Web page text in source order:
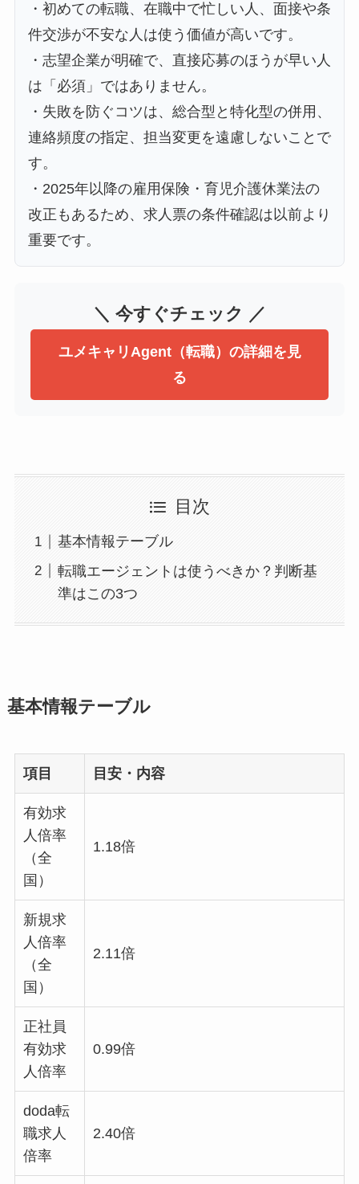
・初めての転職、在職中で忙しい人、面接や条
件交渉が不安な人は使う価値が高いです。
・志望企業が明確で、直接応募のほうが早い人
は「必須」ではありません。
・失敗を防ぐコツは、総合型と特化型の併用、
連絡頻度の指定、担当変更を遠慮しないことで
す。
・2025年以降の雇用保険・育児介護休業法の
改正もあるため、求人票の条件確認は以前より
重要です。
＼ 今すぐチェック ／
ユメキャリAgent（転職）の詳細を見
る
目次
基本情報テーブル
転職エージェントは使うべきか？判断基
準はこの3つ
基本情報テーブル
項目 目安・内容
有効求
人倍率
（全
国）
1.18倍
新規求
人倍率
（全
国）
2.11倍
正社員
有効求
人倍率
0.99倍
doda転
職求人
倍率
2.40倍